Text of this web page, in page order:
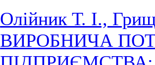
Олійник Т. І.,
ВИРОБНИЧА